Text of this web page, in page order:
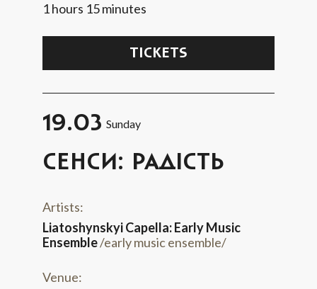
1 hours 15 minutes
TICKETS
19.03 Sunday
СЕНСИ: РАДІСТЬ
Artists:
Liatoshynskyi Capella: Early Music
Ensemble/early music ensemble/
Venue: